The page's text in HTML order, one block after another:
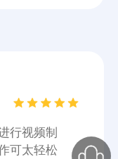
杂，对于新